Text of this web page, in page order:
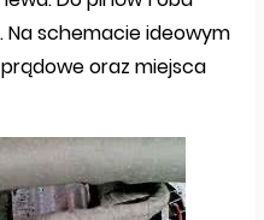
Na schemacie ideowym
oraz miejsca